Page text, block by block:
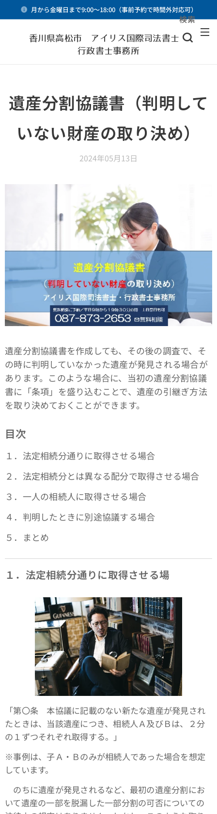
月から金曜日まで9:00～18:00（事前予約で時間外対応可）
香川県高松市 アイリス国際司法書士・
行政書士事務所
検索
遺産分割協議書（判明して
いない財産の取り決め）
2024年05月13日
遺産分割協議書を作成しても、その後の調査で、そ
の時に判明していなかった遺産が発見される場合が
あります。このような場合に、当初の遺産分割協議
書に「条項」を盛り込むことで、遺産の引継ぎ方法
を取り決めておくことができます。
目次
１．法定相続分通りに取得させる場合
２．法定相続分とは異なる配分で取得させる場合
３．一人の相続人に取得させる場合
４．判明したときに別途協議する場合
５．まとめ
１．法定相続分通りに取得させる場
「第〇条 本協議に記載のない新たな遺産が発見され
たときは、当該遺産につき、相続人Ａ及びＢは、２分
の１ずつそれぞれ取得する。」
※事例は、子Ａ・Ｂのみが相続人であった場合を想定
しています。
のちに遺産が発見されるなど、最初の遺産分割にお
いて遺産の一部を脱漏した一部分割の可否についての